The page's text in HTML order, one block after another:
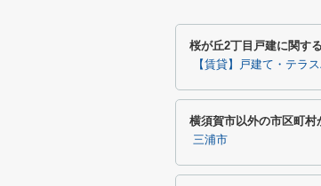
桜が丘2丁目戸建に関す
【賃貸】戸建て・テラ
横須賀市以外の市区町村
三浦市